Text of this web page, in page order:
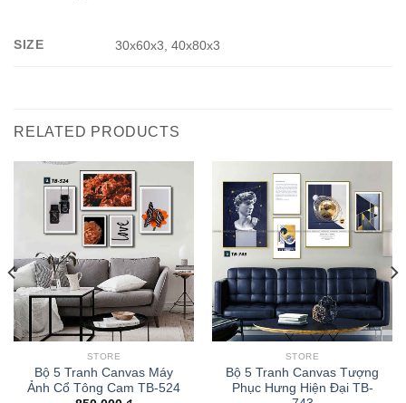
SIZE 30x60x3, 40x80x3
RELATED PRODUCTS
STORE
Bộ 5 Tranh Canvas Máy
Ảnh Cổ Tông Cam TB-524
STORE
Bộ 5 Tranh Canvas Tượng
Phục Hưng Hiện Đại TB-